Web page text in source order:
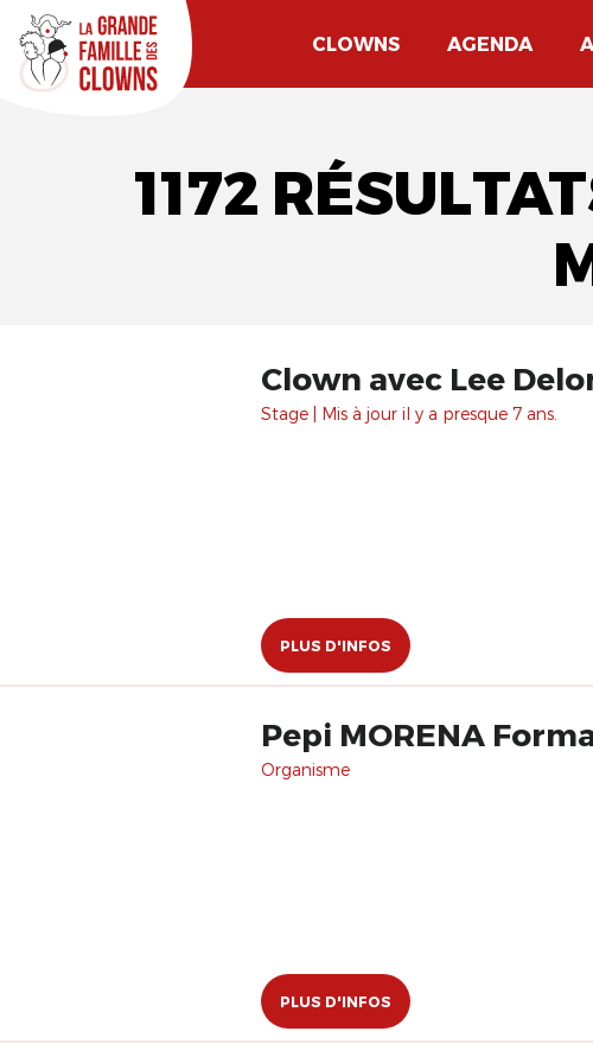
CLOWNS AGENDA
1172
Clown avec Lee
Stage | Mis à jour il y a presque 7 ans.
PLUS D'INFOS
Pepi MORENA
Organisme
PLUS D'INFOS